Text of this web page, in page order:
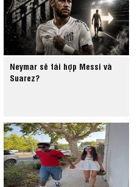
Neymar sẽ tái hợp Messi và
Suarez?